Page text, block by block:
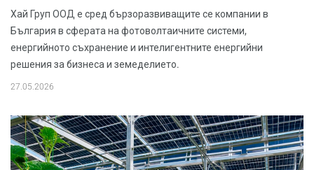
Хай Груп ООД е сред бързоразвиващите се компании в
България в сферата на фотоволтаичните системи,
енергийното съхранение и интелигентните енергийни
решения за бизнеса и земеделието.
27.05.2026